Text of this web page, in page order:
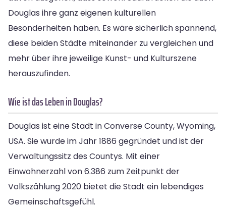
Douglas ihre ganz eigenen kulturellen
Besonderheiten haben. Es wäre sicherlich spannend,
diese beiden Städte miteinander zu vergleichen und
mehr über ihre jeweilige Kunst- und Kulturszene
herauszufinden.
Wie ist das Leben in Douglas?
Douglas ist eine Stadt in Converse County, Wyoming,
USA. Sie wurde im Jahr 1886 gegründet und ist der
Verwaltungssitz des Countys. Mit einer
Einwohnerzahl von 6.386 zum Zeitpunkt der
Volkszählung 2020 bietet die Stadt ein lebendiges
Gemeinschaftsgefühl.